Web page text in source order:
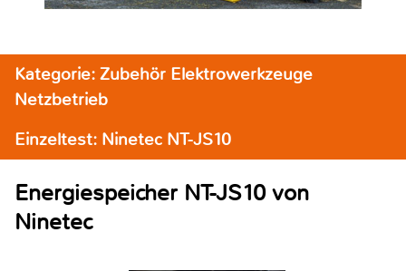
Kategorie: Zubehör Elektrowerkzeuge
Netzbetrieb
Einzeltest: Ninetec NT-JS10
Energiespeicher NT-JS10 von
Ninetec